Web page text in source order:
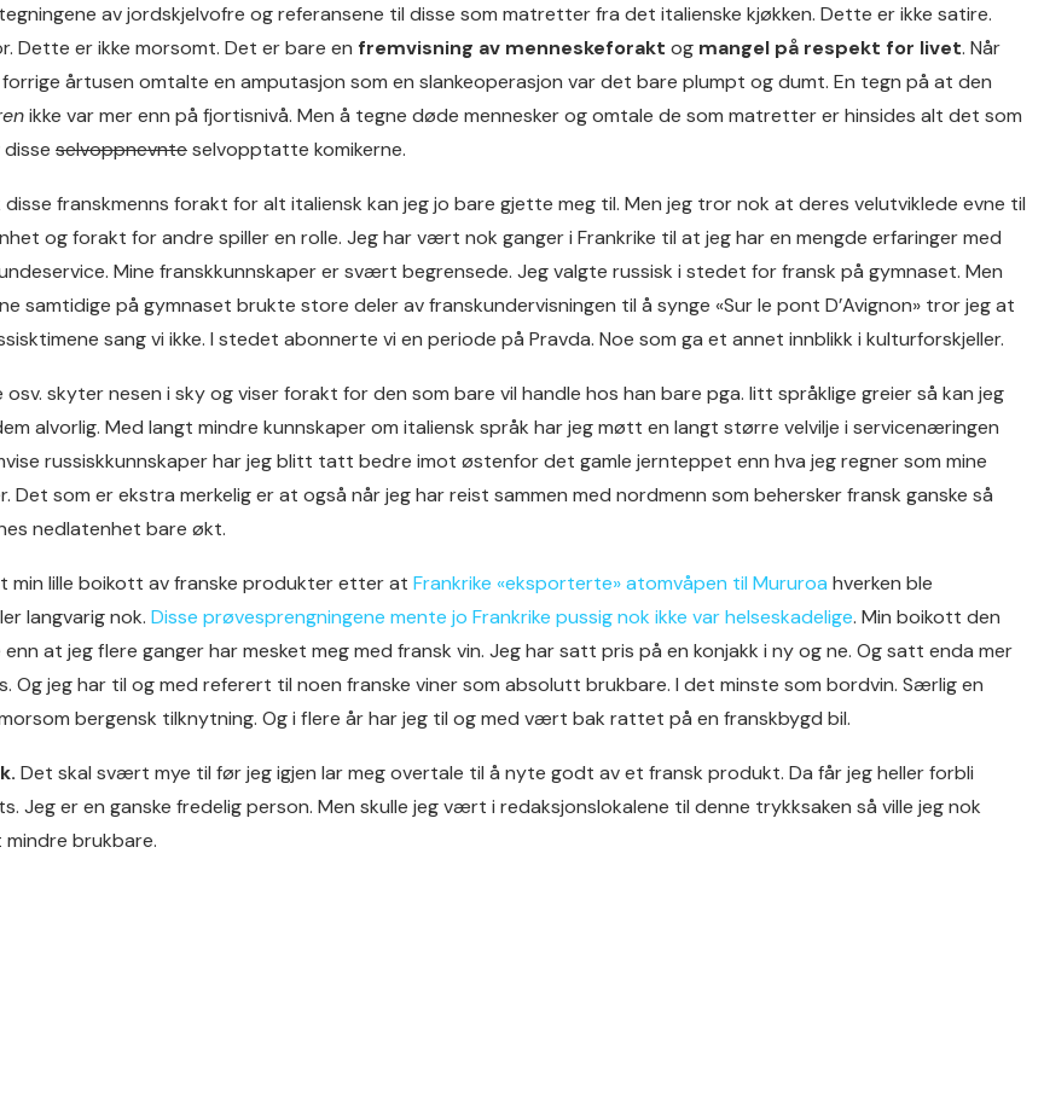
av jordskjelvofre og referansene til disse som matretter fra det italienske kjøkken. Dette er ikke satire.
Dette er ikke morsomt. Det er bare en fremvisning av menneskeforakt og mangel på respekt for livet. Når
årtusen omtalte en amputasjon som en slankeoperasjon var det bare plumpt og dumt. En tegn på at den
ikke var mer enn på fjortisnivå. Men å tegne døde mennesker og omtale de som matretter er hinsides alt det som
selvoppnevnteselvopptatte komikerne.
disse franskmenns forakt for alt italiensk kan jeg jo bare gjette meg til. Men jeg tror nok at deres velutviklede evne til
og forakt for andre spiller en rolle. Jeg har vært nok ganger i Frankrike til at jeg har en mengde erfaringer med
Mine franskkunnskaper er svært begrensede. Jeg valgte russisk i stedet for fransk på gymnaset. Men
samtidige på gymnaset brukte store deler av franskundervisningen til å synge «Sur le pont D’Avignon» tror jeg at
sang vi ikke. I stedet abonnerte vi en periode på Pravda. Noe som ga et annet innblikk i kulturforskjeller.
osv. skyter nesen i sky og viser forakt for den som bare vil handle hos han bare pga. litt språklige greier så kan jeg
alvorlig. Med langt mindre kunnskaper om italiensk språk har jeg møtt en langt større velvilje i servicenæringen
russiskkunnskaper har jeg blitt tatt bedre imot østenfor det gamle jernteppet enn hva jeg regner som mine
Det som er ekstra merkelig er at også når jeg har reist sammen med nordmenn som behersker fransk ganske så
nedlatenhet bare økt.
min lille boikott av franske produkter etter at Frankrike «eksporterte» atomvåpen til Mururoa hverken ble
langvarig nok. Disse prøvesprengningene mente jo Frankrike pussig nok ikke var helseskadelige. Min boikott den
enn at jeg flere ganger har mesket meg med fransk vin. Jeg har satt pris på en konjakk i ny og ne. Og satt enda mer
Og jeg har til og med referert til noen franske viner som absolutt brukbare. I det minste som bordvin. Særlig en
bergensk tilknytning. Og i flere år har jeg til og med vært bak rattet på en franskbygd bil.
Det skal svært mye til før jeg igjen lar meg overtale til å nyte godt av et fransk produkt. Da får jeg heller forbli
Jeg er en ganske fredelig person. Men skulle jeg vært i redaksjonslokalene til denne trykksaken så ville jeg nok
brukbare.